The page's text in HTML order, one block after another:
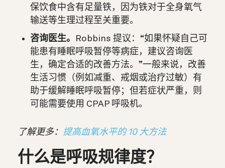
保饮食中含有足量铁，因为铁对于全身氧气
输送等生理过程至关重要。
咨询医生。
Robbins 提议：“如果怀疑自己可
能患有睡眠呼吸暂停等病症，建议咨询医
生，确定合适的改善方法。”一般来说，改善
生活习惯（例如减重、戒烟或治疗过敏）有
助于缓解睡眠呼吸暂停；但若症状严重，则
可能需要使用 CPAP 呼吸机。
了解更多： 提高血氧水平的 10 大方法
什么是呼吸规律度？